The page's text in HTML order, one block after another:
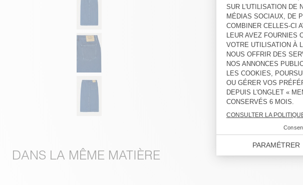
DANS LA MÊME MATIÈRE